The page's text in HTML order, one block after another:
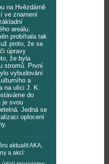
na Hvězdárně
ve znamení
areálu.
probíhala tak
proto, že se
úpravy
že byla
stromů. První
vybudování
a
na ulici J. K.
do
je svou
Jedná se
oplocení
aktualit AKA,
a akcí: